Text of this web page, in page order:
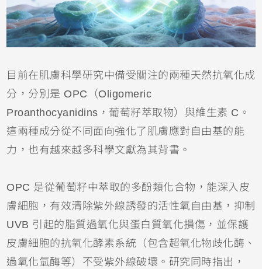
目前在肌膚科學研究中備受關注的兩種天然抗氧化成
分，分別是 OPC（Oligomeric
Proanthocyanidins，葡萄籽萃取物）與維生素 C。
這兩種成分從不同面向強化了肌膚應對自由基的能
力，也有越來越多科學文獻為其背書。
OPC 是從葡萄籽中萃取的多酚類化合物，能深入皮
膚細胞，有效清除紫外線誘發的活性氧自由基，抑制
UVB 引起的脂質過氧化與蛋白質氧化損傷，並保護
皮膚細胞的抗氧化酵素系統（包含超氧化物歧化酶、
過氧化氫酶等）不受紫外線破壞。研究同時指出，